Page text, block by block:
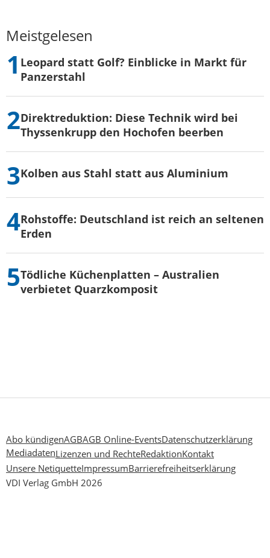
Meistgelesen
Leopard statt Golf? Einblicke in Markt für
Panzerstahl
Direktreduktion: Diese Technik wird bei
Thyssenkrupp den Hochofen beerben
Kolben aus Stahl statt aus Aluminium
Rohstoffe: Deutschland ist reich an seltenen
Erden
Tödliche Küchenplatten – Australien
verbietet Quarzkomposit
Abo kündigenAGBAGB Online-EventsDatenschutzerklärung
MediadatenLizenzen und RechteRedaktionKontakt
Unsere NetiquetteImpressumBarrierefreiheitserklärung
VDI Verlag GmbH 2026